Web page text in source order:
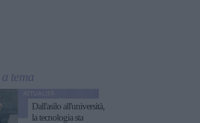
a tema
Dall'asilo all'università,
la tecnologia sta